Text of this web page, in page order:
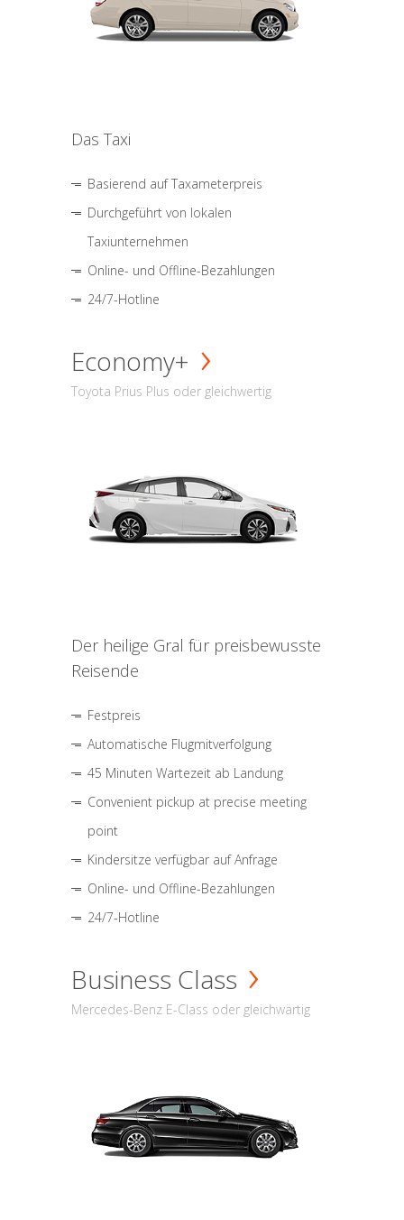
Das Taxi
Basierend auf Taxameterpreis
Durchgeführt von lokalen
Taxiunternehmen
Online- und Offline-Bezahlungen
24/7-Hotline
Economy+
Toyota Prius Plus oder gleichwertig
Der heilige Gral für preisbewusste
Reisende
Festpreis
Automatische Flugmitverfolgung
45 Minuten Wartezeit ab Landung
Convenient pickup at precise meeting
point
Kindersitze verfügbar auf Anfrage
Online- und Offline-Bezahlungen
24/7-Hotline
Business Class
Mercedes-Benz E-Class oder gleichwärtig